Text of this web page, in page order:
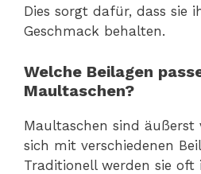
Dies sorgt dafür, dass sie
Geschmack behalten.
Welche Beilagen
Maultaschen?
Maultaschen sind äußerst
sich mit verschiedenen
Traditionell werden sie oft